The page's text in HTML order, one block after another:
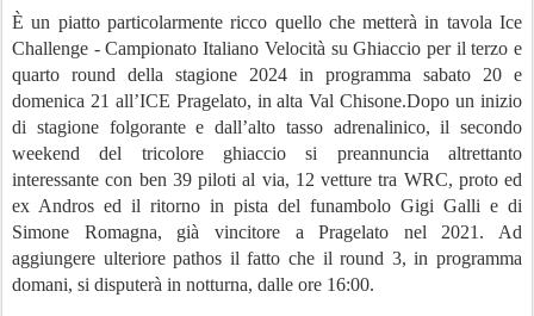
È un piatto particolarmente ricco quello che metterà in tavola Ice
Challenge - Campionato Italiano Velocità su Ghiaccio per il terzo e
quarto round della stagione 2024 in programma sabato 20 e
domenica 21 all’ICE Pragelato, in alta Val Chisone.Dopo un inizio
di stagione folgorante e dall’alto tasso adrenalinico, il secondo
weekend del tricolore ghiaccio si preannuncia altrettanto
interessante con ben 39 piloti al via, 12 vetture tra WRC, proto ed
ex Andros ed il ritorno in pista del funambolo Gigi Galli e di
Simone Romagna, già vincitore a Pragelato nel 2021. Ad
aggiungere ulteriore pathos il fatto che il round 3, in programma
domani, si disputerà in notturna, dalle ore 16:00.